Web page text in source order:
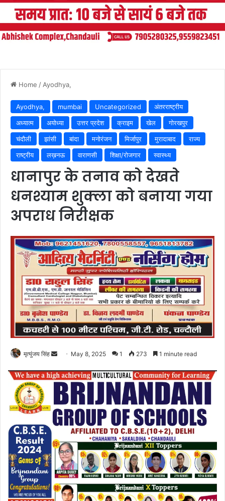
Home / Ayodhya,
Ayodhya, mumbai Uncategorized
अंतरराष्ट्रीय
अध्यात्म
अयोध्या उत्तर प्रदेश क्राइम खेल
गोरखपुर
चंदौली
झांसी बांदा मनोरंजन मिर्जापुर मुरादाबाद
राज्य
राष्ट्रीय
लख़नऊ वाराणसी शिक्षा/रोजगार स्वास्थ्य
धानापुर के तनाव को देखते
धनश्याम शुक्ला को बनाया गया
अपराध निरीक्षक
मृत्युंजय सिंह
Send
email
May 8, 2025 1 273 1 minute read